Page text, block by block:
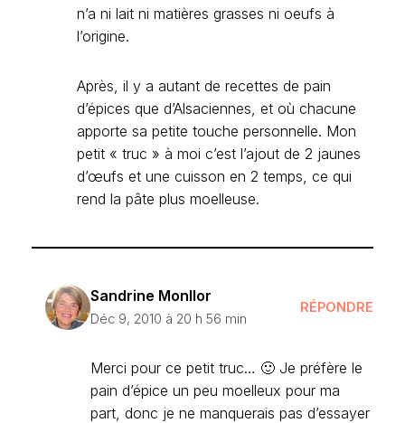
n’a ni lait ni matières grasses ni oeufs à
l’origine.
Après, il y a autant de recettes de pain
d’épices que d’Alsaciennes, et où chacune
apporte sa petite touche personnelle. Mon
petit « truc » à moi c’est l’ajout de 2 jaunes
d’œufs et une cuisson en 2 temps, ce qui
rend la pâte plus moelleuse.
Sandrine Monllor
Déc 9, 2010 à 20 h 56 min
RÉPONDRE
Merci pour ce petit truc… 🙂 Je préfère le
pain d’épice un peu moelleux pour ma
part, donc je ne manquerais pas d’essayer